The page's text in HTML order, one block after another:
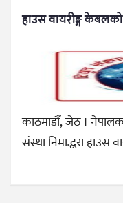
हाउस वायरीङ्ग
काठमाडौँ, जेठ ।
संस्था निमाद्धरा हाउस